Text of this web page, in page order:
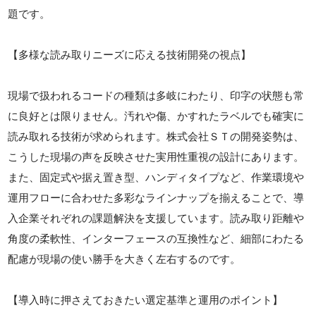
題です。
【多様な読み取りニーズに応える技術開発の視点】
現場で扱われるコードの種類は多岐にわたり、印字の状態も常
に良好とは限りません。汚れや傷、かすれたラベルでも確実に
読み取れる技術が求められます。株式会社ＳＴの開発姿勢は、
こうした現場の声を反映させた実用性重視の設計にあります。
また、固定式や据え置き型、ハンディタイプなど、作業環境や
運用フローに合わせた多彩なラインナップを揃えることで、導
入企業それぞれの課題解決を支援しています。読み取り距離や
角度の柔軟性、インターフェースの互換性など、細部にわたる
配慮が現場の使い勝手を大きく左右するのです。
【導入時に押さえておきたい選定基準と運用のポイント】